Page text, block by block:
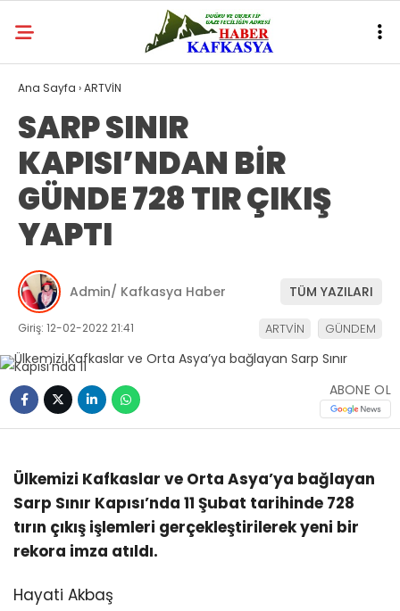
Ana Sayfa ›ARTVİN
SARP SINIR
KAPISI’NDAN BİR
GÜNDE 728 TIR ÇIKIŞ
YAPTI
Admin/ Kafkasya Haber TÜM YAZILARI
Giriş: 12-02-2022 21:41 ARTVİN GÜNDEM
ABONE OL
Ülkemizi Kafkaslar ve Orta Asya’ya bağlayan
Sarp Sınır Kapısı’nda 11 Şubat tarihinde 728
tırın çıkış işlemleri gerçekleştirilerek yeni bir
rekora imza atıldı.
Hayati Akbaş